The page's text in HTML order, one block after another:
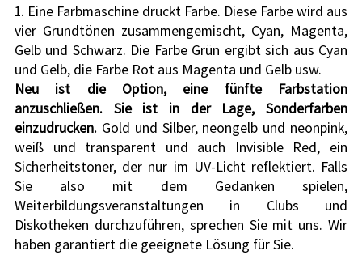
1. Eine Farbmaschine druckt Farbe. Diese Farbe wird aus
vier Grundtönen zusammengemischt, Cyan, Magenta,
Gelb und Schwarz. Die Farbe Grün ergibt sich aus Cyan
und Gelb, die Farbe Rot aus Magenta und Gelb usw.
Neu ist die Option, eine fünfte Farbstation
anzuschließen. Sie ist in der Lage, Sonderfarben
einzudrucken. Gold und Silber, neongelb und neonpink,
weiß und transparent und auch Invisible Red, ein
Sicherheitstoner, der nur im UV-Licht reflektiert. Falls
Sie also mit dem Gedanken spielen,
Weiterbildungsveranstaltungen in Clubs und
Diskotheken durchzuführen, sprechen Sie mit uns. Wir
haben garantiert die geeignete Lösung für Sie.